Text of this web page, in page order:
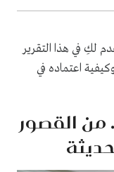
لكِ في هذا التقرير
اعتماده في
من القصور